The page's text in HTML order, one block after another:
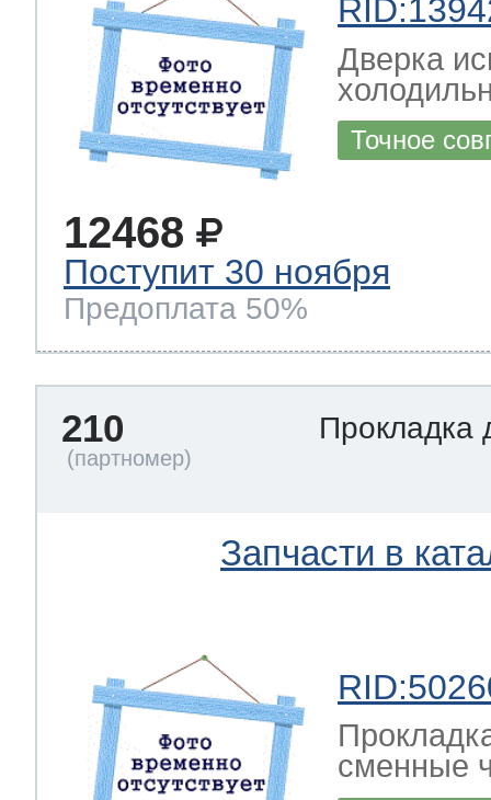
Дверка
Точное
12468
Поступит 30 ноября
Предоплата 50%
210 Прокладка
Запчасти в
сменные